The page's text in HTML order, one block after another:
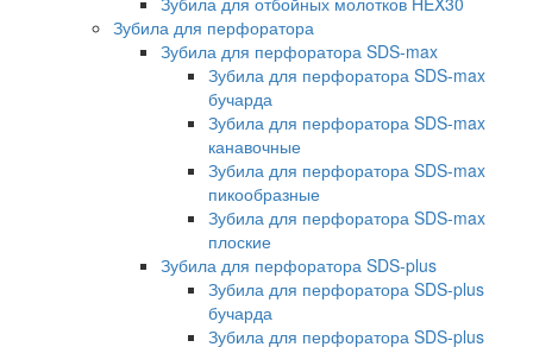
Зубила для перфоратора
Зубила для перфоратора SDS-max
Зубила для перфоратора SDS-max
бучарда
Зубила для перфоратора SDS-max
канавочные
Зубила для перфоратора SDS-max
пикообразные
Зубила для перфоратора SDS-max
плоские
Зубила для перфоратора SDS-plus
Зубила для перфоратора SDS-plus
бучарда
Зубила для перфоратора SDS-plus